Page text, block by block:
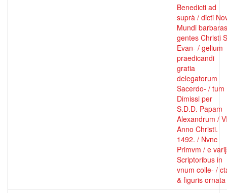
Benedicti ad
suprà / dicti
Mundi barbaras
gentes Christi
Evan- / gelium
praedicandi
gratia
delegatorum
Sacerdo- / tum
Dimissi per
S.D.D. Papam
Alexandrum /
Anno Christi.
1492. / Nvnc
Primvm / e
Scriptoribus in
vnum colle- /
& figuris ornata